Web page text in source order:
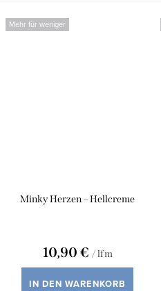
Mehr für weniger
Minky Herzen – Hellcreme
10,90 € / lfm
IN DEN WARENKORB